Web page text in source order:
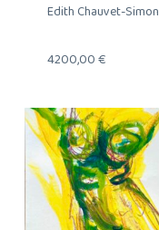
Edith Chauvet-Simon
4200,00€